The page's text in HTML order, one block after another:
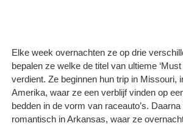
Elke week overnachten ze op drie
bepalen ze welke de titel van ultieme
verdient. Ze beginnen hun trip in Missouri,
Amerika, waar ze een verblijf vinden op
bedden in de vorm van raceauto’s.
romantisch in Arkansas, waar ze